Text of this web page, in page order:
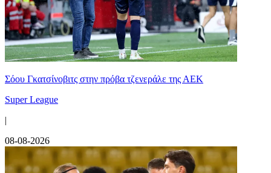
Σόου Γκατσίνοβιτς στην πρόβα τζενεράλε της ΑΕΚ
Super League
|
08-08-2026